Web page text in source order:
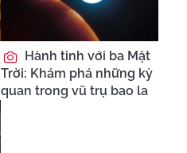
Hành tinh với ba Mặt
Trời: Khám phá những kỳ
quan trong vũ trụ bao la